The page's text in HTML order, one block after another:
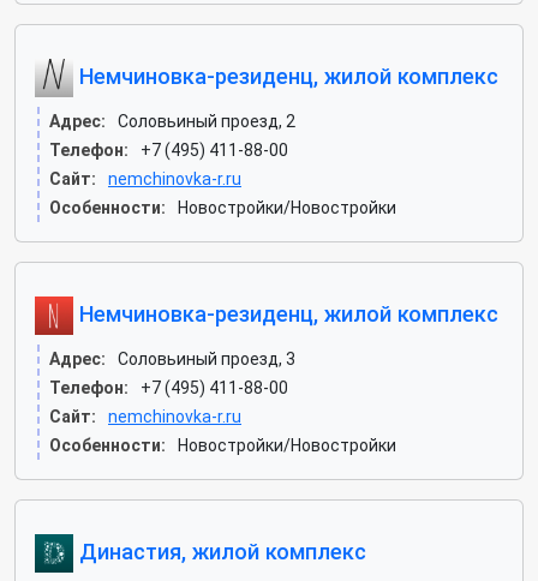
Немчиновка-резиденц, жилой комплекс
Адрес:
Соловьиный проезд, 2
Телефон:
+7 (495) 411-88-00
Сайт:
nemchinovka-r.ru
Особенности:
Новостройки/Новостройки
Немчиновка-резиденц, жилой комплекс
Адрес:
Соловьиный проезд, 3
Телефон:
+7 (495) 411-88-00
Сайт:
nemchinovka-r.ru
Особенности:
Новостройки/Новостройки
Династия, жилой комплекс